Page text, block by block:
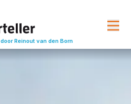
door Reinout van den Born